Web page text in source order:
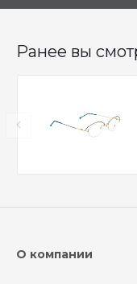
Ранее вы
О компании